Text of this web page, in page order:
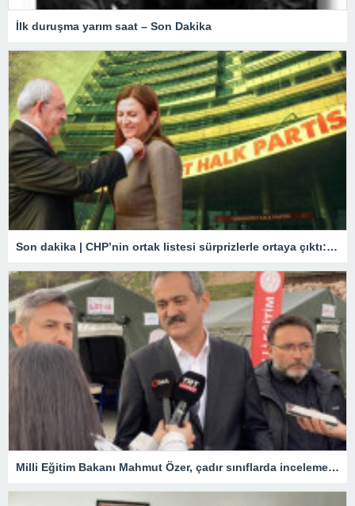
İlk duruşma yarım saat – Son Dakika
Son dakika | CHP’nin ortak listesi sürprizlerle ortaya çıktı: İstanbul’dan aday oluyor! İşte il il çok konuşulacak o isimler
Milli Eğitim Bakanı Mahmut Özer, çadır sınıflarda incelemelerde bulundu